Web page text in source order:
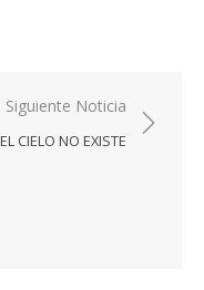
Siguiente Noticia
EL CIELO NO EXISTE